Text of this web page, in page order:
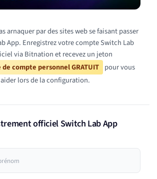
arnaquer par des sites web se faisant passer
App. Enregistrez votre compte Switch Lab
via Bitnation et recevez un jeton
compte personnel GRATUIT pour vous
aider lors de la configuration.
officiel Switch Lab App